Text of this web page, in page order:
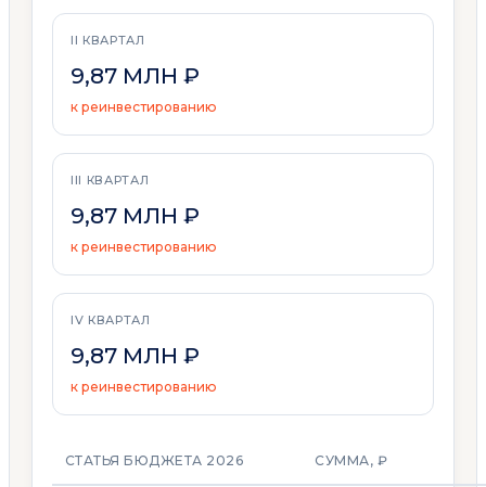
II КВАРТАЛ
9,87 МЛН ₽
к реинвестированию
III КВАРТАЛ
9,87 МЛН ₽
к реинвестированию
IV КВАРТАЛ
9,87 МЛН ₽
к реинвестированию
СТАТЬЯ БЮДЖЕТА 2026 СУММА, ₽